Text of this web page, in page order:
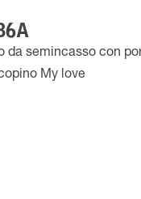
da semincasso con
My love